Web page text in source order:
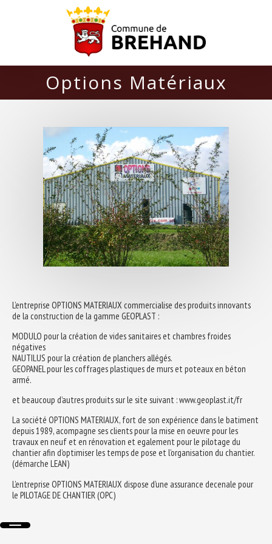
Options Matériaux
L’entreprise OPTIONS MATERIAUX commercialise des produits innovants
de la construction de la gamme GEOPLAST :
MODULO pour la création de vides sanitaires et chambres froides
négatives
NAUTILUS pour la création de planchers allégés.
GEOPANEL pour les coffrages plastiques de murs et poteaux en béton
armé.
et beaucoup d’autres produits sur le site suivant : www.geoplast.it/fr
La société OPTIONS MATERIAUX, fort de son expérience dans le batiment
depuis 1989, acompagne ses clients pour la mise en oeuvre pour les
travaux en neuf et en rénovation et egalement pour le pilotage du
chantier afin d’optimiser les temps de pose et l’organisation du chantier.
(démarche LEAN)
L’entreprise OPTIONS MATERIAUX dispose d’une assurance decenale pour
le PILOTAGE DE CHANTIER (OPC)